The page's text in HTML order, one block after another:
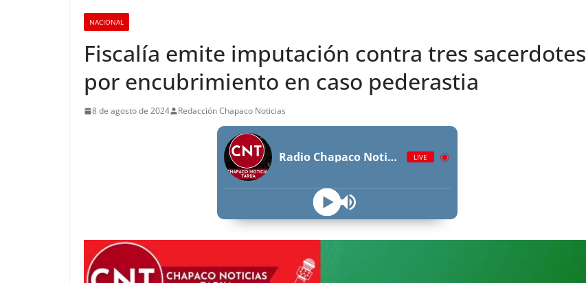
NACIONAL
Fiscalía emite imputación contra tres sacerdotes
por encubrimiento en caso pederastia
8 de agosto de 2024 Redacción Chapaco Noticias
Radio Chapaco Noticias Las 24 horas en vivo LIVE